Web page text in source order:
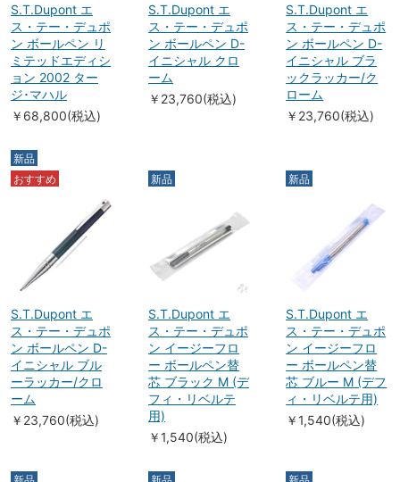
S.T.Dupont エ
ス・テー・デュポ
ン ボールペン リ
ミテッドエディシ
ョン 2002 ター
ジ･マハル
￥68,800(税込)
S.T.Dupont エ
ス・テー・デュポ
ン ボールペン D-
イニシャル クロ
ーム
￥23,760(税込)
S.T.Dupont エ
ス・テー・デュポ
ン ボールペン D-
イニシャル ブラ
ックラッカー/ク
ローム
￥23,760(税込)
新品
おすすめ
S.T.Dupont エ
ス・テー・デュポ
ン ボールペン D-
イニシャル ブル
ーラッカー/クロ
ーム
￥23,760(税込)
新品
S.T.Dupont エ
ス・テー・デュポ
ン イージーフロ
ー ボールペン替
芯 ブラック M (デ
フィ・リベルテ
用)
￥1,540(税込)
新品
S.T.Dupont エ
ス・テー・デュポ
ン イージーフロ
ー ボールペン替
芯 ブルー M (デフ
ィ・リベルテ用)
￥1,540(税込)